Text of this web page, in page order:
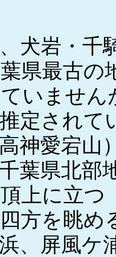
犬岩・千
県最古
いませ
定されて
神愛宕山
葉県北部
上に立つ
方を眺め
、屏風ケ